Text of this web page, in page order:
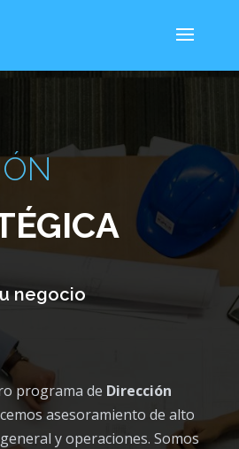
negocio
programa de Dirección
asesoramiento de alto
y operaciones. Somos